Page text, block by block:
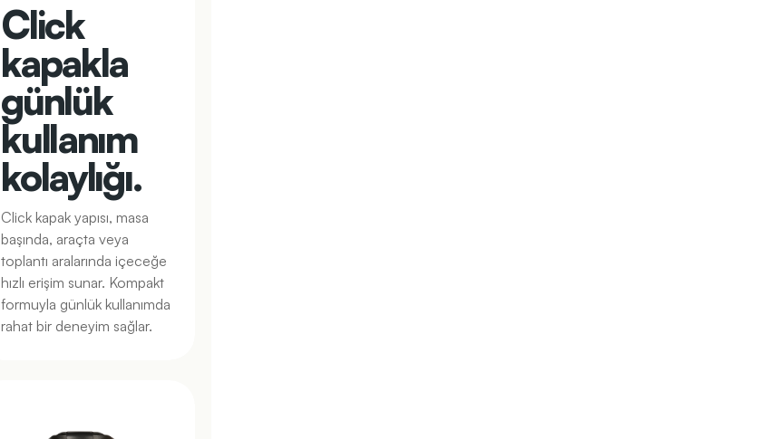
Click
kapakla
günlük
kullanım
kolaylığı.
Click kapak yapısı, masa
başında, araçta veya
toplantı aralarında içeceğe
hızlı erişim sunar. Kompakt
formuyla günlük kullanımda
rahat bir deneyim sağlar.